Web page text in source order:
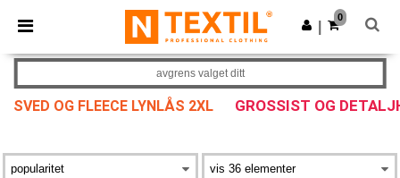
× Ntextil-app
Bedre priser i appen!
Last ned app
0
SVED OG FLEECE LYNLÅS 2XL GROSSIST OG
avgrens valget ditt